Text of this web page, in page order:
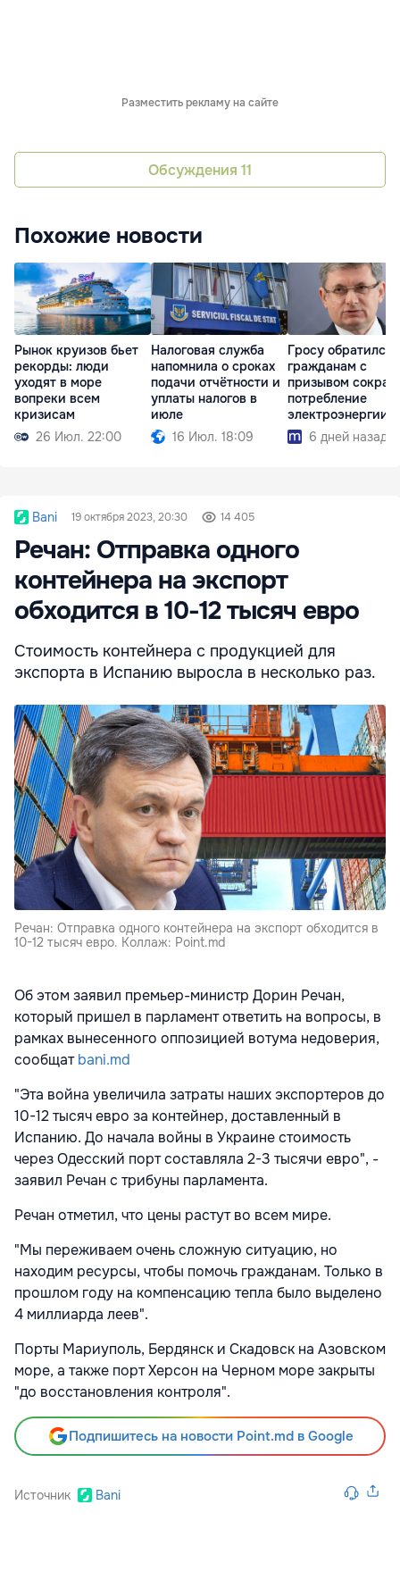
Разместить рекламу на сайте
Обсуждения 11
Похожие новости
Рынок круизов бьет
рекорды: люди
уходят в море
вопреки всем
кризисам
26 Июл. 22:00
Налоговая служба
напомнила о сроках
подачи отчётности и
уплаты налогов в
июле
16 Июл. 18:09
Гросу обратился
гражданам с
призывом
потребление
электроэнергии
6 дней назад
Bani 19 октября 2023, 20:30 14 405
Речан: Отправка одного
контейнера на экспорт
обходится в 10-12 тысяч евро
Стоимость контейнера с продукцией для
экспорта в Испанию выросла в несколько раз.
Речан: Отправка одного контейнера на экспорт обходится в
10-12 тысяч евро. Коллаж: Point.md
Об этом заявил премьер-министр Дорин Речан,
который пришел в парламент ответить на вопросы, в
рамках вынесенного оппозицией вотума недоверия,
сообщатbani.md
"Эта война увеличила затраты наших экспортеров до
10-12 тысяч евро за контейнер, доставленный в
Испанию. До начала войны в Украине стоимость
через Одесский порт составляла 2-3 тысячи евро", -
заявил Речан с трибуны парламента.
Речан отметил, что цены растут во всем мире.
"Мы переживаем очень сложную ситуацию, но
находим ресурсы, чтобы помочь гражданам. Только в
прошлом году на компенсацию тепла было выделено
4 миллиарда леев".
Порты Мариуполь, Бердянск и Скадовск на Азовском
море, а также порт Херсон на Черном море закрыты
"до восстановления контроля".
Подпишитесь на новости Point.md в Google
Источник Bani